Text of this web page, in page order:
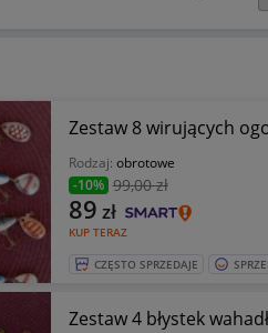
Zestaw 8 wirujących
Rodzaj: obrotowe
-10% 99,00 zł
KUP TERAZ
89 zł
CZĘSTO SPRZEDAJE
Zestaw 4 błystek